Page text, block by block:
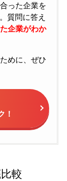
った企業を
質問に答え
企業がわか
めに、ぜひ
！
較